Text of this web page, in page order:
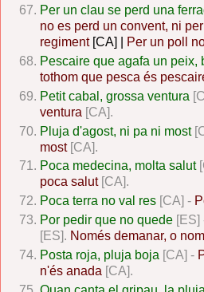
Per un clau se perd una
no es perd un convent, ni
regiment[CA] | Per un poll
Pescaire que agafa un peix,
tothom que pesca és
Petit cabal, grossa ventura
ventura [CA].
Pluja d'agost, ni pa ni most
most[CA].
Poca medecina, molta salut
poca salut[CA].
Poca terra no val res [CA] -
Por pedir que no quede [ES]
[ES]. Només demanar, o
Posta roja, pluja boja [CA] -
n'és anada [CA].